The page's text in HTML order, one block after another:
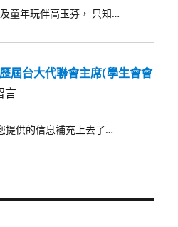
童年玩伴高玉芬， 只知…
歷屆台大代聯會主席(學生會會
言
提供的信息補充上去了…